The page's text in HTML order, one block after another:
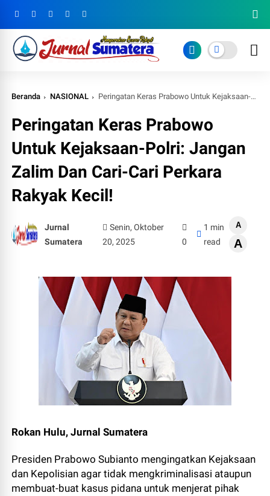
Beranda NASIONAL Peringatan Keras Prabowo Untuk Kejaksaan-Polri: Jangan Zalim Dan Cari-Cari Perkara Rakyak Kecil!
Peringatan Keras Prabowo
Untuk Kejaksaan-Polri: Jangan
Zalim Dan Cari-Cari Perkara
Rakyak Kecil!
Jurnal
Sumatera
Senin, Oktober
20, 2025
0
1 min
read
A
A
Rokan Hulu, Jurnal Sumatera
Presiden Prabowo Subianto mengingatkan Kejaksaan
dan Kepolisian agar tidak mengkriminalisasi ataupun
membuat-buat kasus pidana untuk menjerat pihak